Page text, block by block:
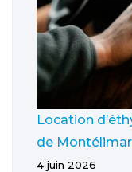
Location
de
4 juin 2026